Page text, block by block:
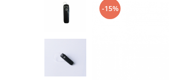
Ingrijire personala
Aparate & Accesorii ingrijire
Cosmetice & Produse ingrijire
-15%